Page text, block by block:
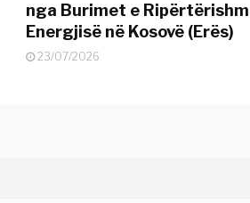
nga Burimet e
Energjisë në Kosovë (Erës)
23/07/2026